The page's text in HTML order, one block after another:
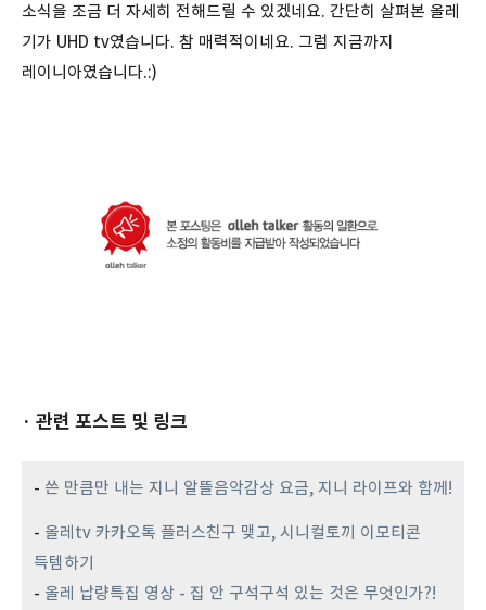
소식을 조금 더 자세히 전해드릴 수 있겠네요. 간단히 살펴본 올레
기가 UHD tv였습니다. 참 매력적이네요. 그럼 지금까지
레이니아였습니다.:)
· 관련 포스트 및 링크
- 쓴 만큼만 내는 지니 알뜰음악감상 요금, 지니 라이프와 함께!
- 올레tv 카카오톡 플러스친구 맺고, 시니컬토끼 이모티콘
득템하기
- 올레 납량특집 영상 - 집 안 구석구석 있는 것은 무엇인가?!